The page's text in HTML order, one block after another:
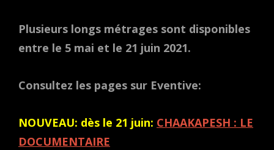
Plusieurs longs métrages sont disponibles
entre le 5 mai et le 21 juin 2021.
Consultez les pages sur Eventive:
NOUVEAU: dès le 21 juin: CHAAKAPESH : LE
DOCUMENTAIRE